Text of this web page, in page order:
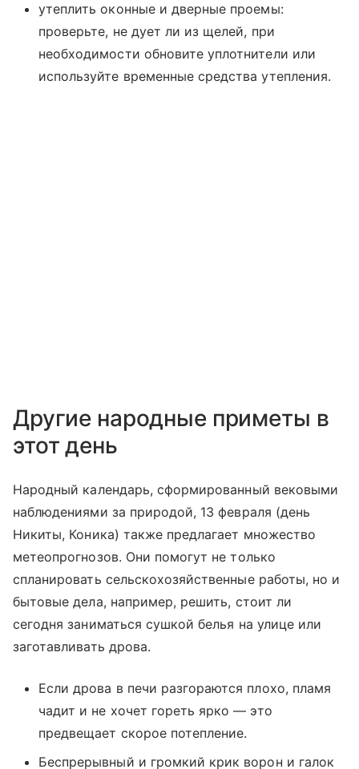
утеплить оконные и дверные проемы:
проверьте, не дует ли из щелей, при
необходимости обновите уплотнители или
используйте временные средства утепления.
Другие народные приметы в
этот день
Народный календарь, сформированный вековыми
наблюдениями за природой, 13 февраля (день
Никиты, Коника) также предлагает множество
метеопрогнозов. Они помогут не только
спланировать сельскохозяйственные работы, но и
бытовые дела, например, решить, стоит ли
сегодня заниматься сушкой белья на улице или
заготавливать дрова.
Если дрова в печи разгораются плохо, пламя
чадит и не хочет гореть ярко — это
предвещает скорое потепление.
Беспрерывный и громкий крик ворон и галок